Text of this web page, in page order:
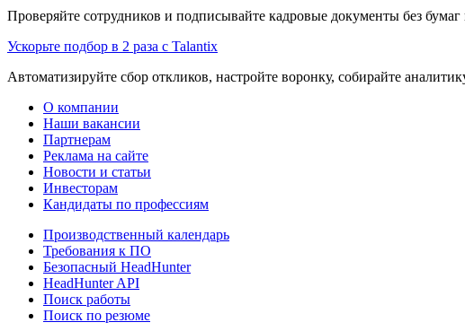
Проверяйте сотрудников и подписывайте кадровые документы без
Ускорьте подбор в 2 раза с Talantix
Автоматизируйте сбор откликов, настройте воронку, собирайте
О компании
Наши вакансии
Партнерам
Реклама на сайте
Новости и статьи
Инвесторам
Кандидаты по профессиям
Производственный календарь
Требования к ПО
Безопасный HeadHunter
HeadHunter API
Поиск работы
Поиск по резюме